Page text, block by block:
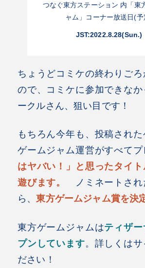
つなぐ東方ステーション 内「東
ャム」コーナー放送日(予
JST:2022.8.28(Sun.)
ちょうどコミケの終わりご
ので、コミケに参加できな
ークルさん、狙い目です！
もちろん今年も、投稿され
ゲームジャム運営がすべてプ
はヤバい！」と思ったタイ
遊びます。
ノミネートさ
ら、東方ゲームジャム賞を決
東方ゲームジャムはティザ
プンしています。詳しくはサ
ださい！